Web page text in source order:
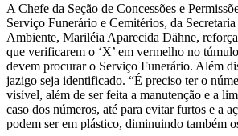
A Chefe da Seção de Concessões e
Serviço Funerário e Cemitérios, da
Ambiente, Mariléia Aparecida Dähne, reforça
que verificarem o ‘X’ em vermelho no
devem procurar o Serviço Funerário. Além
jazigo seja identificado. “É preciso ter o
visível, além de ser feita a manutenção e a
caso dos números, até para evitar furtos e a
podem ser em plástico, diminuindo também